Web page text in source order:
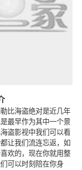
比海盗绝对是近几年
最早作为其中一个景
盗影视中我们可以看
让我们流连忘返，如
欢的，现在你就用整
可以时刻陪在你身